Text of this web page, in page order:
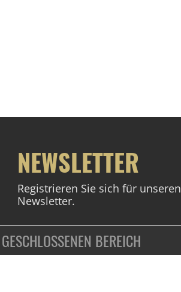
NEWSLETTER
Registrieren Sie sich für unseren
Newsletter.
BEREICH